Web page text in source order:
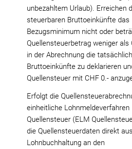
unbezahltem Urlaub). Erreichen
steuerbaren Bruttoeinkünfte das
Bezugsminimum nicht oder
Quellensteuerbetrag weniger als
in der Abrechnung die
Bruttoeinkünfte zu deklarieren
Quellensteuer mit CHF 0.-
Erfolgt die
einheitliche Lohnmeldeverfahren
Quellensteuer (ELM
die Quellensteuerdaten direkt
Lohnbuchhaltung an den